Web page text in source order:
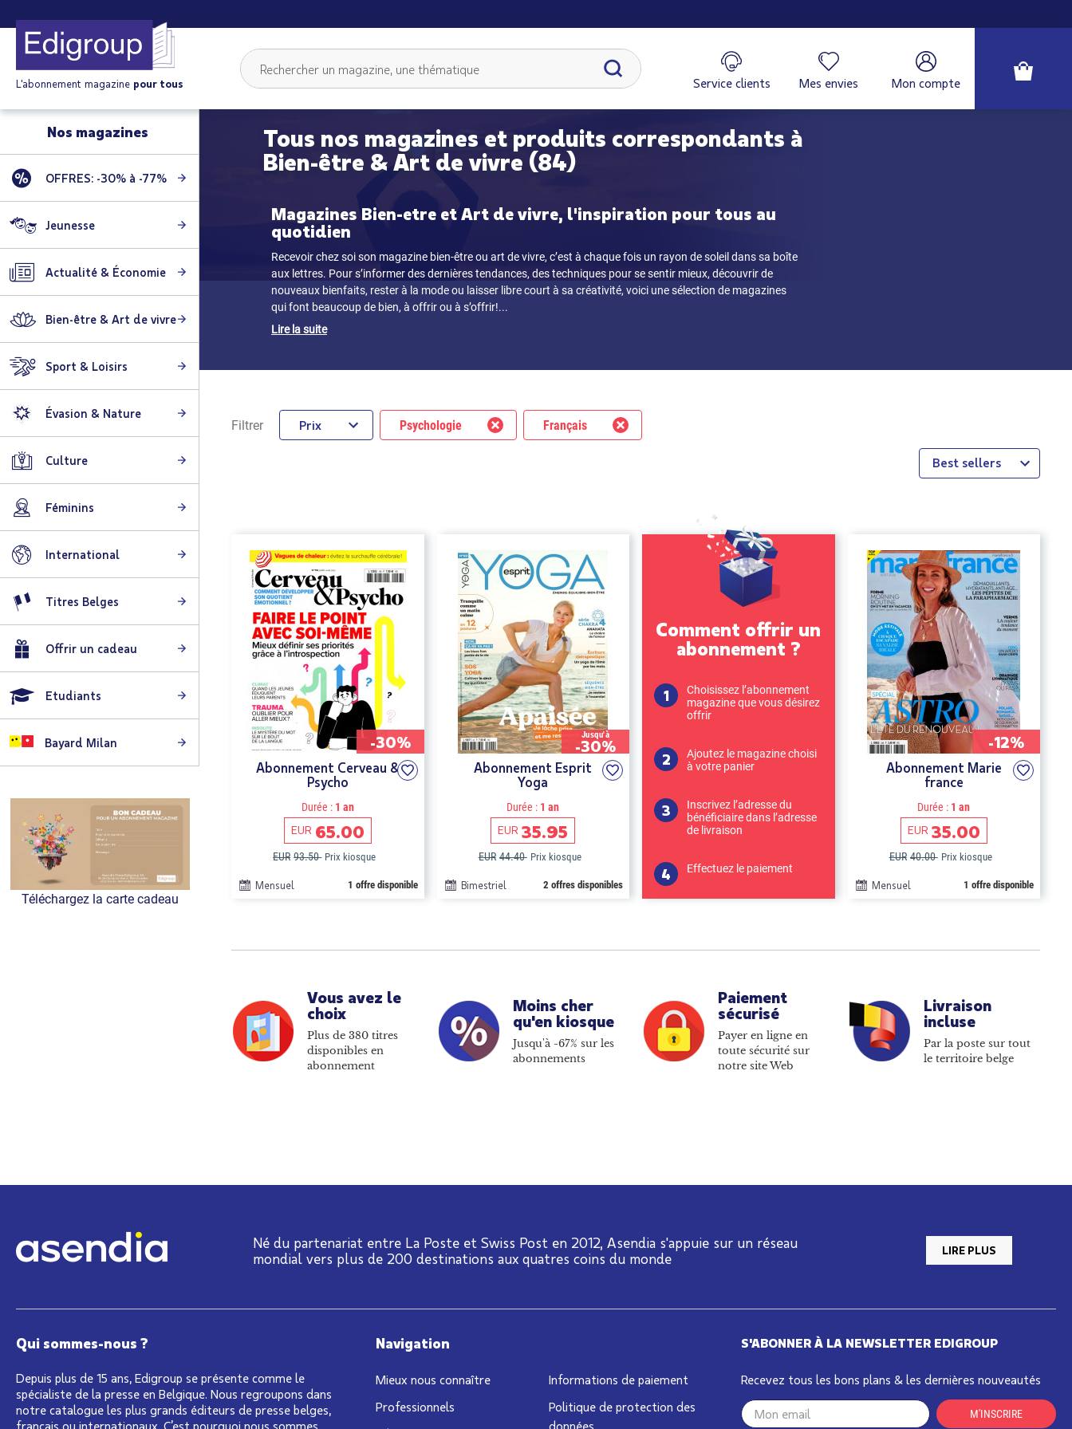
Service clients Mes envies Mon compte
L'abonnement magazine pour tous
Tous nos magazines et produits correspondants à
Bien-être & Art de vivre (84)
Magazines Bien-etre et Art de vivre, l'inspiration pour tous au
quotidien
Recevoir chez soi son magazine bien-être ou art de vivre, c’est à chaque fois un rayon de soleil dans sa boîte
aux lettres. Pour s’informer des dernières tendances, des techniques pour se sentir mieux, découvrir de
nouveaux bienfaits, rester à la mode ou laisser libre court à sa créativité, voici une sélection de magazines
qui font beaucoup de bien, à offrir ou à s’offrir!...
Lire la suite
Filtrer Prix Psychologie Français
Best sellers
-30%
Abonnement Cerveau &
Psycho
Durée :1 an
EUR 65.00
EUR 93.50 Prix kiosque
Mensuel 1 offre disponible
Jusqu'à
-30%
Abonnement Esprit
Yoga
Durée : 1 an
EUR 35.95
EUR 44.40 Prix kiosque
Bimestriel 2 offres disponibles
Comment offrir un
abonnement ?
Choisissez l’abonnement
magazine que vous désirez
offrir
Ajoutez le magazine choisi
à votre panier
Inscrivez l’adresse du
bénéficiaire dans l’adresse
de livraison
Effectuez le paiement
-12%
Abonnement Marie
france
Durée : 1 an
EUR 35.00
EUR 40.00 Prix kiosque
Mensuel 1 offre disponible
Vous avez le
choix
Plus de 380 titres
disponibles en
abonnement
Moins cher
qu'en kiosque
Jusqu'à -67% sur les
abonnements
Paiement
sécurisé
Payer en ligne en
toute sécurité sur
notre site Web
Livraison
incluse
Par la poste sur tout
le territoire belge
Nos magazines
OFFRES: -30% à -77%
Jeunesse
Actualité & Économie
Bien-être & Art de vivre
Sport & Loisirs
Évasion & Nature
Culture
Féminins
International
Titres Belges
Offrir un cadeau
Etudiants
Bayard Milan
Téléchargez la carte cadeau
Né du partenariat entre La Poste et Swiss Post en 2012, Asendia s'appuie sur un réseau
mondial vers plus de 200 destinations aux quatres coins du monde
LIRE PLUS
Qui sommes-nous ?
Depuis plus de 15 ans, Edigroup se présente comme le
spécialiste de la presse en Belgique. Nous regroupons dans
notre catalogue les plus grands éditeurs de presse belges,
français ou internationaux. C’est pourquoi nous sommes
S'ABONNER À LA NEWSLETTER EDIGROUP
Recevez tous les bons plans & les dernières nouveautés
Your
M'INSCRIRE
Navigation
Mieux nous connaître
Professionnels
Informations de paiement
Politique de protection des
données